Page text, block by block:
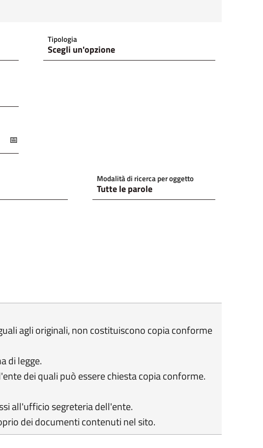
Tipologia
Modalità di ricerca per oggetto
agli originali, non costituiscono copia conforme
di legge.
dei quali può essere chiesta copia conforme.
all'ufficio segreteria dell'ente.
dei documenti contenuti nel sito.